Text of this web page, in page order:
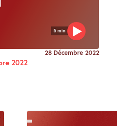
5 min
28 Décembre 2022
2022